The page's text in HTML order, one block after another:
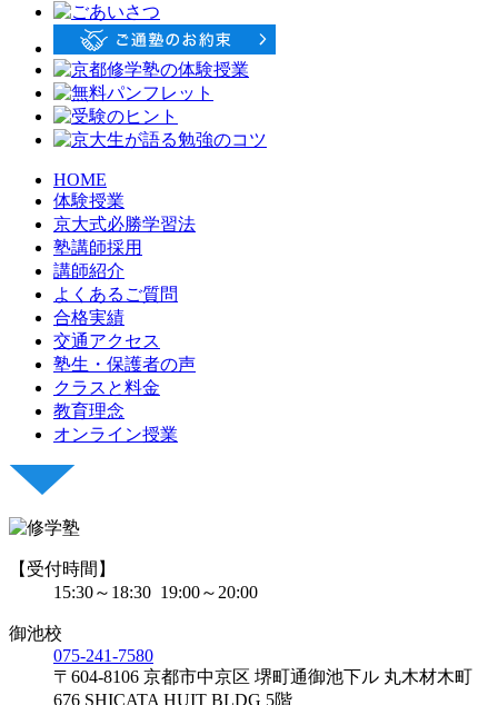
HOME
体験授業
京大式必勝学習法
塾講師採用
講師紹介
よくあるご質問
合格実績
交通アクセス
塾生・保護者の声
クラスと料金
教育理念
オンライン授業
【受付時間】
15:30～18:30 19:00～20:00
御池校
075-241-7580
〒604-8106 京都市中京区 堺町通御池下ル 丸木材木町
676 SHICATA HUIT BLDG 5階